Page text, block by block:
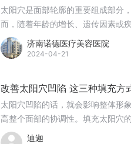
太阳穴是面部轮廓的重要组成部分
而，随着年龄的增长、遗传因素或
不仅影响了外貌，还可能让人显得
种常见的整形手术方法。
济南诺德医疗美容医院
2024-04-21
改善太阳穴凹陷 这三种填充方
太阳穴凹陷的话，就会影响整体形
高整个面部的协调性。填充太阳穴
迪迦